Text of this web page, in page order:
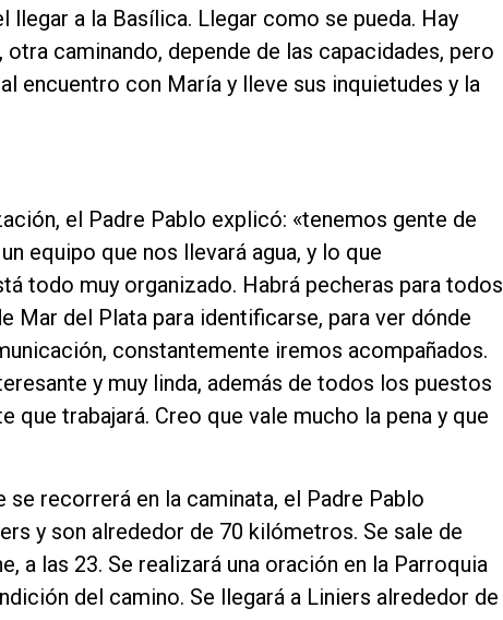
llegar a la Basílica. Llegar como se pueda. Hay
caminando, depende de las capacidades, pero
encuentro con María y lleve sus inquietudes y la
el Padre Pablo explicó: «tenemos gente de
equipo que nos llevará agua, y lo que
todo muy organizado. Habrá pecheras para todos
Mar del Plata para identificarse, para ver dónde
constantemente iremos acompañados.
y muy linda, además de todos los puestos
que trabajará. Creo que vale mucho la pena y que
se recorrerá en la caminata, el Padre Pablo
y son alrededor de 70 kilómetros. Se sale de
a las 23. Se realizará una oración en la Parroquia
del camino. Se llegará a Liniers alrededor de